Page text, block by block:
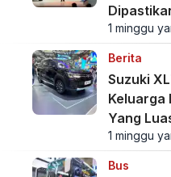
1 minggu
Berita
Suzuki
Keluarga
Yang
1 minggu
Bus